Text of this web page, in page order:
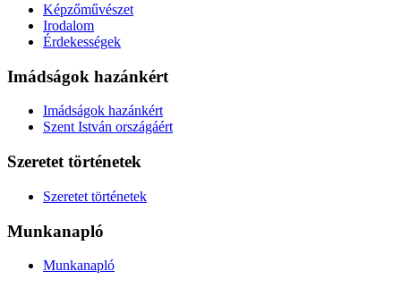
Képzőművészet
Irodalom
Érdekességek
Imádságok hazánkért
Imádságok hazánkért
Szent István országáért
Szeretet történetek
Szeretet történetek
Munkanapló
Munkanapló